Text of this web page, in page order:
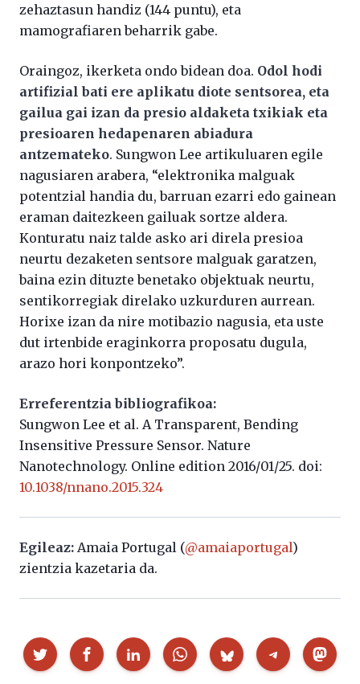
zehaztasun handiz (144 puntu), eta
mamografiaren beharrik gabe.
Oraingoz, ikerketa ondo bidean doa. Odol hodi
artifizial bati ere aplikatu diote sentsorea, eta
gailua gai izan da presio aldaketa txikiak eta
presioaren hedapenaren abiadura
antzemateko. Sungwon Lee artikuluaren egile
nagusiaren arabera, “elektronika malguak
potentzial handia du, barruan ezarri edo gainean
eraman daitezkeen gailuak sortze aldera.
Konturatu naiz talde asko ari direla presioa
neurtu dezaketen sentsore malguak garatzen,
baina ezin dituzte benetako objektuak neurtu,
sentikorregiak direlako uzkurduren aurrean.
Horixe izan da nire motibazio nagusia, eta uste
dut irtenbide eraginkorra proposatu dugula,
arazo hori konpontzeko”.
Erreferentzia bibliografikoa:
Sungwon Lee et al. A Transparent, Bending
Insensitive Pressure Sensor. Nature
Nanotechnology. Online edition 2016/01/25. doi:
10.1038/nnano.2015.324
Egileaz: Amaia Portugal (@amaiaportugal)
zientzia kazetaria da.
Partekatu